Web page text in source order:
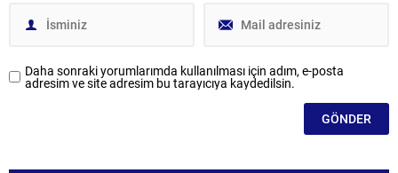
Daha sonraki yorumlarımda kullanılması için adım, e-posta
adresim ve site adresim bu tarayıcıya kaydedilsin.